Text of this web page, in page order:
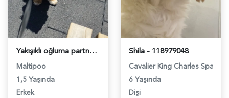
Yakışıklı oğluma partner arıyorum. - 118979146
Maltipoo
1,5 Yaşında
Erkek
Shila - 118979048
Cavalier King Charles Spaniel
6 Yaşında
Dişi